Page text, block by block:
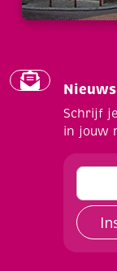
Schrijf
in jouw